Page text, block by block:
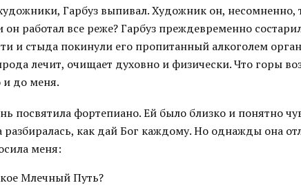
Гарбуз выпивал. Художник он, несомненно,
он работал все реже? Гарбуз преждевременно
и стыда покинули его пропитанный алкоголем
лечит, очищает духовно и физически. Что горы
и до меня.
посвятила фортепиано. Ей было близко и понятно
разбиралась, как дай Бог каждому. Но однажды она
меня:
Млечный Путь?